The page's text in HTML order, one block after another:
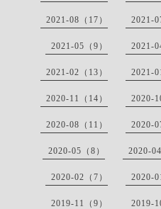
2021-08（17） 2021-
2021-05（9） 2021-
2021-02（13） 2021-
2020-11（14） 2020-
2020-08（11） 2020-
2020-05（8） 2020-
2020-02（7） 2020-
2019-11（9） 2019-